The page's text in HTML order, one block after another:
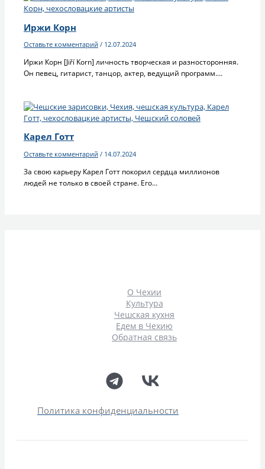
Иржи Корн
Оставьте комментарий / 12.07.2024
Иржи Корн [Jiří Korn] личность творческая и разносторонняя.
Он певец, гитарист, танцор, актер, ведущий программ.…
Карел Готт
Оставьте комментарий / 14.07.2024
За свою карьеру Карел Готт покорил сердца миллионов
людей не только в своей стране. Его…
О Чехии
Культура
Чешская кухня
Едем в Чехию
Обратная связь
Политика конфиденциальности